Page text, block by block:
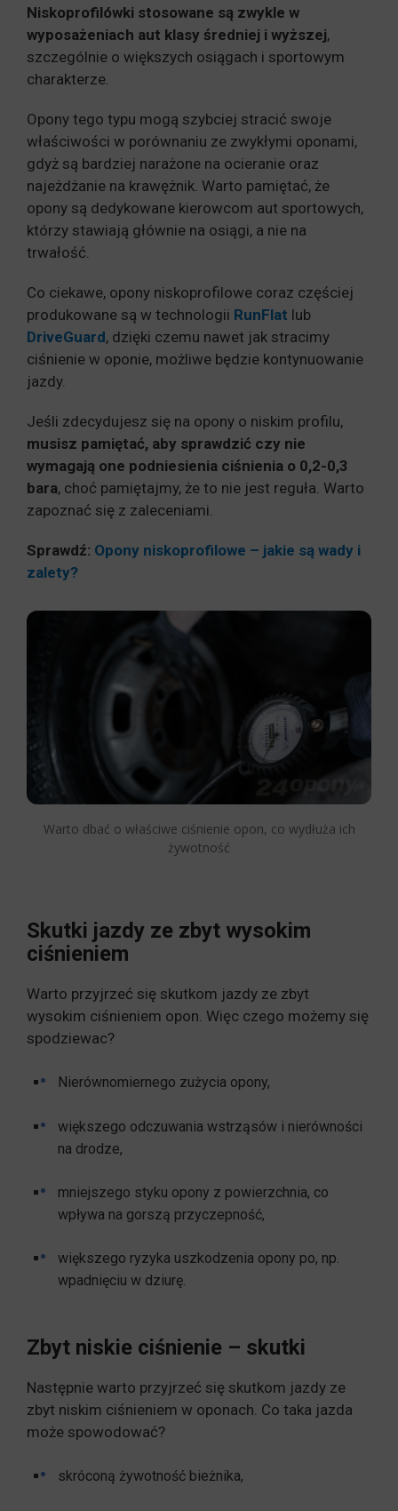
Niskoprofilówki stosowane są zwykle w
wyposażeniach aut klasy średniej i wyższej,
szczególnie o większych osiągach i sportowym
charakterze.
Opony tego typu mogą szybciej stracić swoje
właściwości w porównaniu ze zwykłymi oponami,
gdyż są bardziej narażone na ocieranie oraz
najeżdżanie na krawężnik. Warto pamiętać, że
opony są dedykowane kierowcom aut sportowych,
którzy stawiają głównie na osiągi, a nie na
trwałość.
Co ciekawe, opony niskoprofilowe coraz częściej
produkowane są w technologii RunFlat lub
DriveGuard, dzięki czemu nawet jak stracimy
ciśnienie w oponie, możliwe będzie kontynuowanie
jazdy.
Jeśli zdecydujesz się na opony o niskim profilu,
musisz pamiętać, aby sprawdzić czy nie
wymagają one podniesienia ciśnienia o 0,2-0,3
bara, choć pamiętajmy, że to nie jest reguła. Warto
zapoznać się z zaleceniami.
Sprawdź: Opony niskoprofilowe – jakie są wady i
zalety?
Warto dbać o właściwe ciśnienie opon, co wydłuża ich
żywotność
Skutki jazdy ze zbyt wysokim
ciśnieniem
Warto przyjrzeć się skutkom jazdy ze zbyt
wysokim ciśnieniem opon. Więc czego możemy się
spodziewac?
Nierównomiernego zużycia opony,
większego odczuwania wstrząsów i nierówności
na drodze,
mniejszego styku opony z powierzchnia, co
wpływa na gorszą przyczepność,
większego ryzyka uszkodzenia opony po, np.
wpadnięciu w dziurę.
Zbyt niskie ciśnienie – skutki
Następnie warto przyjrzeć się skutkom jazdy ze
zbyt niskim ciśnieniem w oponach. Co taka jazda
może spowodować?
skróconą żywotność bieżnika,